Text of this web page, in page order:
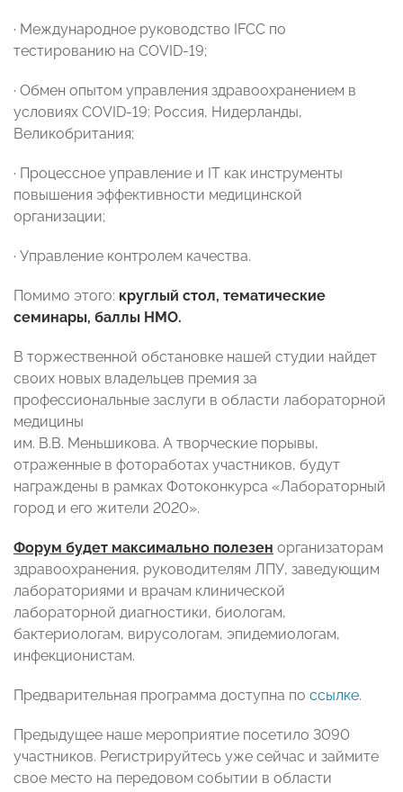
· Международное руководство IFCC по
тестированию на COVID-19;
· Обмен опытом управления здравоохранением в
условиях COVID-19: Россия, Нидерланды,
Великобритания;
· Процессное управление и IT как инструменты
повышения эффективности медицинской
организации;
· Управление контролем качества.
Помимо этого: круглый стол, тематические
семинары, баллы НМО.
В торжественной обстановке нашей студии найдет
своих новых владельцев премия за
профессиональные заслуги в области лабораторной
медицины
им. В.В. Меньшикова. А творческие порывы,
отраженные в фотоработах участников, будут
награждены в рамках Фотоконкурса «Лабораторный
город и его жители 2020».
Форум будет максимально полезен организаторам
здравоохранения, руководителям ЛПУ, заведующим
лабораториями и врачам клинической
лабораторной диагностики, биологам,
бактериологам, вирусологам, эпидемиологам,
инфекционистам.
Предварительная программа доступна по ссылке.
Предыдущее наше мероприятие посетило 3090
участников. Регистрируйтесь уже сейчас и займите
свое место на передовом событии в области